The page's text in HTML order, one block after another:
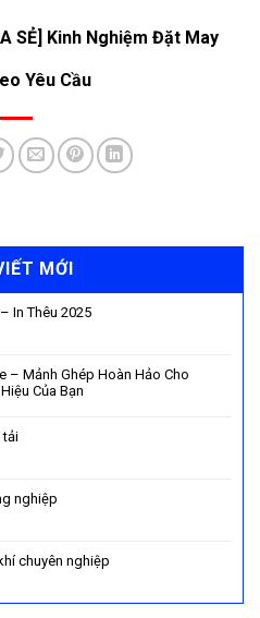
SẺ] Kinh Nghiệm Đặt May
Yêu Cầu
MỚI
In Thêu 2025
– Mảnh Ghép Hoàn Hảo Cho
Của Bạn
tải
nghiệp
chuyên nghiệp